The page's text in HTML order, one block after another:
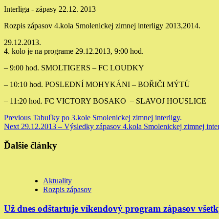
Interliga - zápasy 22.12. 2013
Rozpis zápasov 4.kola Smolenickej zimnej interligy 2013,2014.
29.12.2013.
4. kolo je na programe 29.12.2013, 9:00 hod.
– 9:00 hod. SMOLTIGERS – FC LOUDKY
– 10:10 hod. POSLEDNÍ MOHYKÁNI – BOŘIČI MÝTŮ
– 11:20 hod. FC VICTORY BOSAKO – SLAVOJ HOUSLICE
Continue
Reading
Previous Tabuľky po 3.kole Smolenickej zimnej interligy.
Next 29.12.2013 – Výsledky zápasov 4.kola Smolenickej zimnej
Ďalšie články
Aktuality
Rozpis zápasov
Už dnes odštartuje víkendový program zápasov